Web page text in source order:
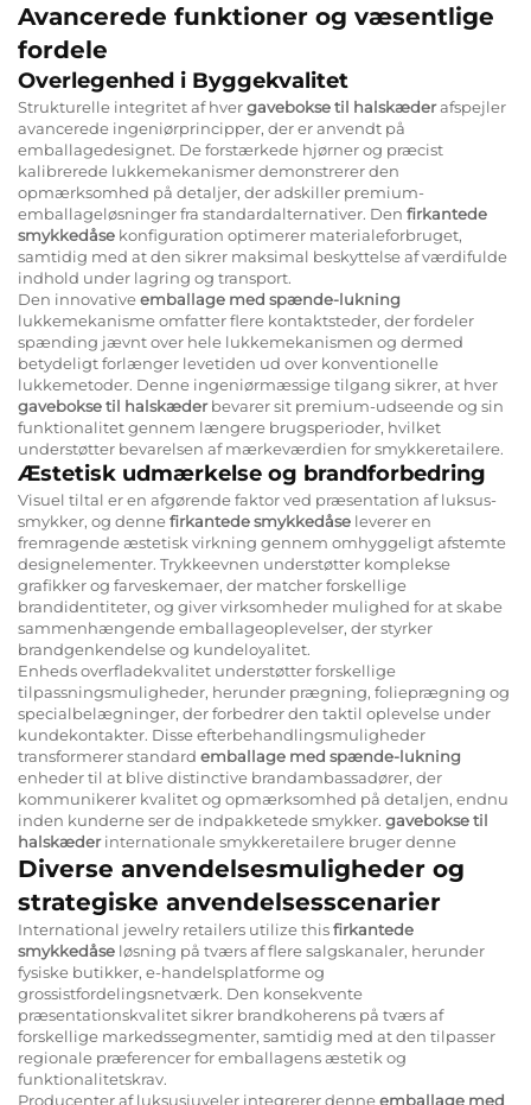
Avancerede funktioner og væsentlige
fordele
Overlegenhed i Byggekvalitet
Strukturelle integritet af hvergavebokse til halskæderafspejler
avancerede ingeniørprincipper, der er anvendt på
emballagedesignet. De forstærkede hjørner og præcist
kalibrerede lukkemekanismer demonstrerer den
opmærksomhed på detaljer, der adskiller premium-
emballageløsninger fra standardalternativer. Den firkantede
smykkedåse konfiguration optimerer materialeforbruget,
samtidig med at den sikrer maksimal beskyttelse af værdifulde
indhold under lagring og transport.
Den innovativeemballage med spænde-lukning
lukkemekanisme omfatter flere kontaktsteder, der fordeler
spænding jævnt over hele lukkemekanismen og dermed
betydeligt forlænger levetiden ud over konventionelle
lukkemetoder. Denne ingeniørmæssige tilgang sikrer, at hver
gavebokse til halskæderbevarer sit premium-udseende og sin
funktionalitet gennem længere brugsperioder, hvilket
understøtter bevarelsen af mærkeværdien for smykkeretailere.
Æstetisk udmærkelse og brandforbedring
Visuel tiltal er en afgørende faktor ved præsentation af luksus-
smykker, og dennefirkantede smykkedåse leverer en
fremragende æstetisk virkning gennem omhyggeligt afstemte
designelementer. Trykkeevnen understøtter komplekse
grafikker og farveskemaer, der matcher forskellige
brandidentiteter, og giver virksomheder mulighed for at skabe
sammenhængende emballageoplevelser, der styrker
brandgenkendelse og kundeloyalitet.
Enheds overfladekvalitet understøtter forskellige
tilpassningsmuligheder, herunder prægning, folieprægning og
specialbelægninger, der forbedrer den taktil oplevelse under
kundekontakter. Disse efterbehandlingsmuligheder
transformerer standard emballage med spænde-lukning
enheder til at blive distinctive brandambassadører, der
kommunikerer kvalitet og opmærksomhed på detaljen, endnu
inden kunderne ser de indpakketede smykker. gavebokse til
halskæderinternationale smykkeretailere bruger denne
Diverse anvendelsesmuligheder og
strategiske anvendelsesscenarier
International jewelry retailers utilize thisfirkantede
smykkedåse løsning på tværs af flere salgskanaler, herunder
fysiske butikker, e-handelsplatforme og
grossistfordelingsnetværk. Den konsekvente
præsentationskvalitet sikrer brandkoherens på tværs af
forskellige markedssegmenter, samtidig med at den tilpasser
regionale præferencer for emballagens æstetik og
funktionalitetskrav.
Producenter af luksusjuveler integrerer denneemballage med